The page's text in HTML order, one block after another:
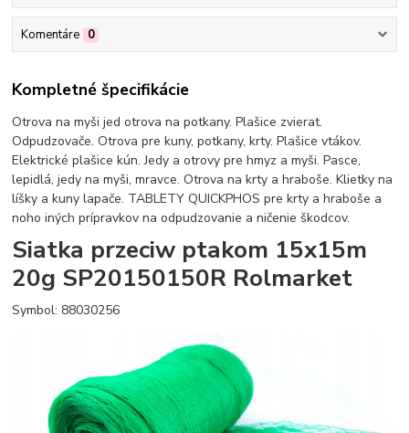
Komentáre 0
Kompletné špecifikácie
Otrova na myši jed otrova na potkany. Plašice zvierat.
Odpudzovače. Otrova pre kuny, potkany, krty. Plašice vtákov.
Elektrické plašice kún. Jedy a otrovy pre hmyz a myši. Pasce,
lepidlá, jedy na myši, mravce. Otrova na krty a hraboše. Klietky na
líšky a kuny lapače. TABLETY QUICKPHOS pre krty a hraboše a
noho iných prípravkov na odpudzovanie a ničenie škodcov.
Siatka przeciw ptakom 15x15m
20g SP20150150R Rolmarket
Symbol: 88030256